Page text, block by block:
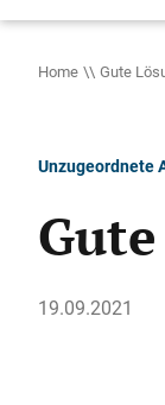
Home Gute
Unzugeordnete
19.09.2021